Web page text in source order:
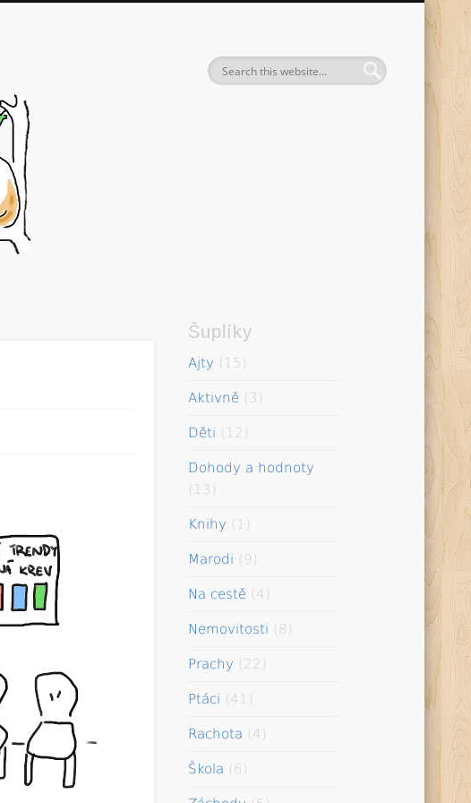
Šuplíky
Ajty (15)
Aktivně (3)
Děti (12)
Dohody a hodnoty
(13)
Knihy (1)
Marodi (9)
Na cestě (4)
Nemovitosti (8)
Prachy (22)
Ptáci (41)
Rachota (4)
Škola (6)